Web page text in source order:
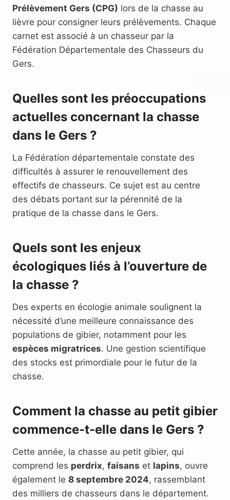
Prélèvement Gers (CPG) lors de la chasse au
lièvre pour consigner leurs prélèvements. Chaque
carnet est associé à un chasseur par la
Fédération Départementale des Chasseurs du
Gers.
Quelles sont les préoccupations
actuelles concernant la chasse
dans le Gers ?
La Fédération départementale constate des
difficultés à assurer le renouvellement des
effectifs de chasseurs. Ce sujet est au centre
des débats portant sur la pérennité de la
pratique de la chasse dans le Gers.
Quels sont les enjeux
écologiques liés à l’ouverture de
la chasse ?
Des experts en écologie animale soulignent la
nécessité d’une meilleure connaissance des
populations de gibier, notamment pour les
espèces migratrices. Une gestion scientifique
des stocks est primordiale pour le futur de la
chasse.
Comment la chasse au petit gibier
commence-t-elle dans le Gers ?
Cette année, la chasse au petit gibier, qui
comprend les perdrix, faisans et lapins, ouvre
également le 8 septembre 2024, rassemblant
des milliers de chasseurs dans le département.